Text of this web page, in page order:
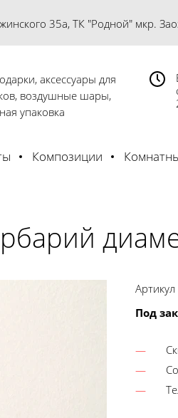
35а, ТК "Родной" мкр.
аксессуары для
воздушные шары,
упаковка
Композиции
Артикул
Под